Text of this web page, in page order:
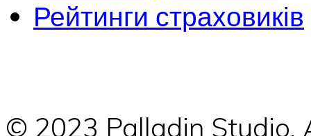
Рейтинги страховиків
© 2023 Palladin